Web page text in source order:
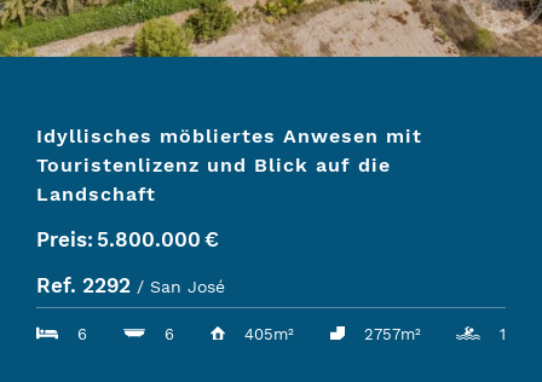
Idyllisches möbliertes Anwesen mit
Touristenlizenz und Blick auf die
Landschaft
Preis: 5.800.000 €
Ref. 2292 / San José
6 6 405m² 2757m² 1